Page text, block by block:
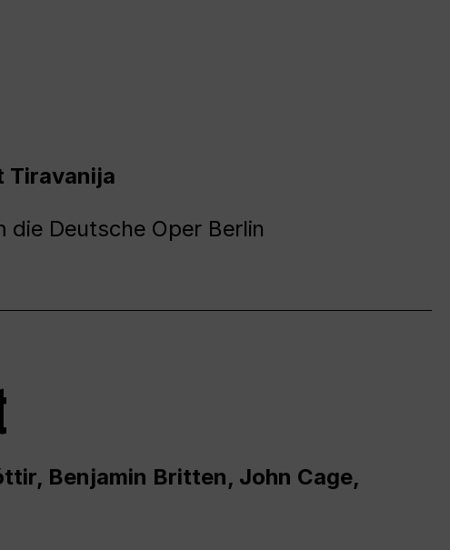
Tiravanija
die Deutsche Oper Berlin
Benjamin Britten, John Cage,